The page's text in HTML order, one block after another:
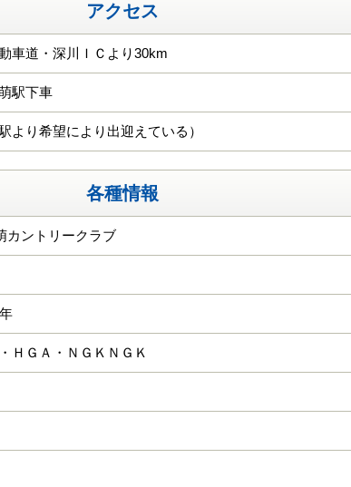
アクセス
車道・深川ＩＣより30km
駅下車
より希望により出迎えている）
各種情報
カントリークラブ
ＨＧＡ・ＮＧＫＮＧＫ